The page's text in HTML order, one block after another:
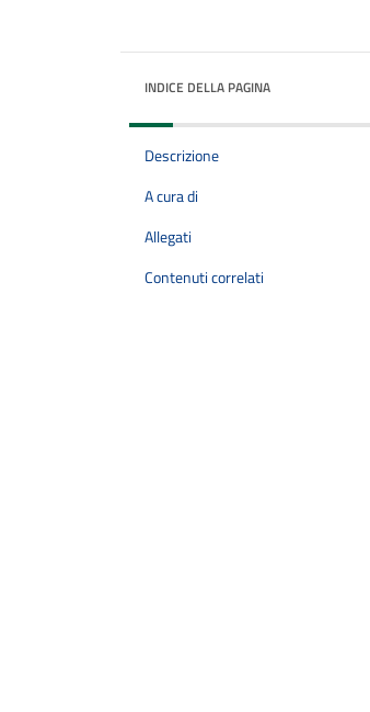
INDICE DELLA PAGINA
Descrizione
A cura di
Allegati
Contenuti correlati